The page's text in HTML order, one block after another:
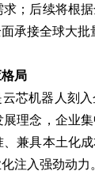
；后续将根
承接全球大
局
芯机器人刻
理念，企业
兼具本土化
注入强劲动力